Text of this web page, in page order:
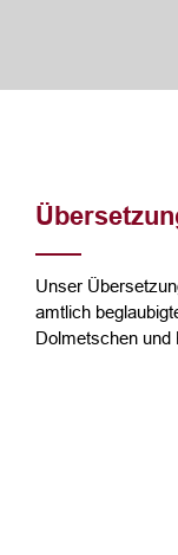
Unser
amtlich
Dolmetschen und